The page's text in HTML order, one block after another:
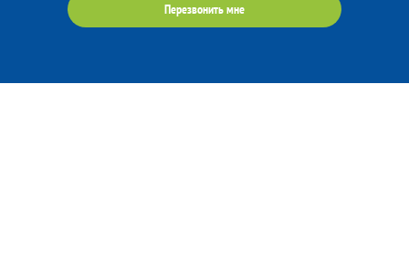
Перезвонить мне